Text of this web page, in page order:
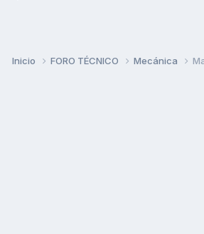
Inicio FORO TÉCNICO Mecánica